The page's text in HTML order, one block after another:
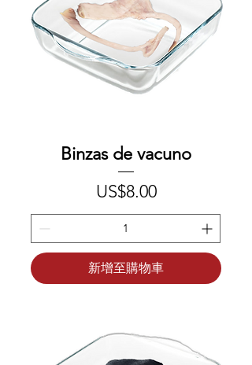
Binzas de vacuno
價格
US$8.00
新增至購物車